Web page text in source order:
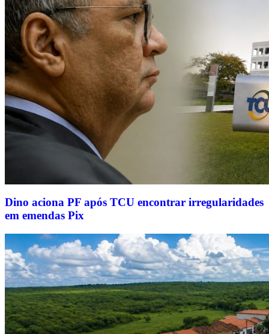
Dino aciona PF após TCU encontrar irregularidades
em emendas Pix